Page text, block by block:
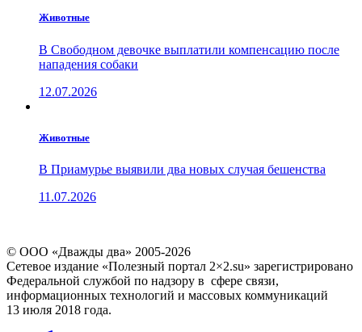
Животные
В Свободном девочке выплатили компенсацию после
нападения собаки
12.07.2026
Животные
В Приамурье выявили два новых случая бешенства
11.07.2026
© ООО «Дважды два» 2005-2026
Сетевое издание «Полезный портал 2×2.su» зарегистрировано
Федеральной службой по надзору в сфере связи,
информационных технологий и массовых коммуникаций
13 июля 2018 года.